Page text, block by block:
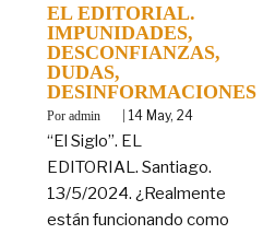
EL EDITORIAL.
IMPUNIDADES,
DESCONFIANZAS,
DUDAS,
DESINFORMACIONES
By admin 14 May, 24
“El Siglo”. EL
EDITORIAL. Santiago.
13/5/2024. ¿Realmente
están funcionando como